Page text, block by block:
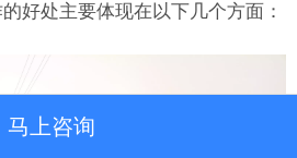
好处主要体现在以下几个方面：
马上咨询